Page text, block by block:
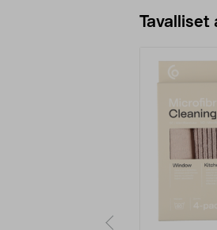
Tavalliset